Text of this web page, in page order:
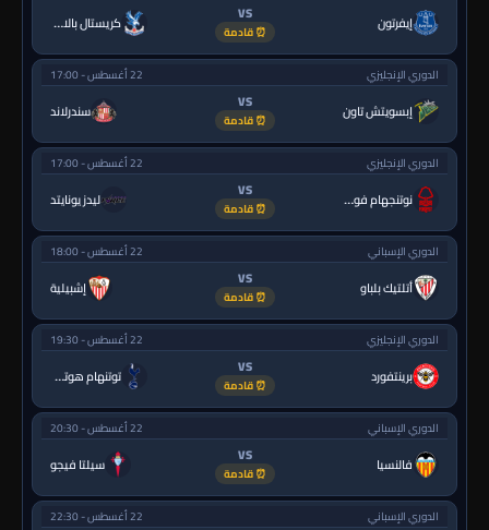
إيفرتون VS
⏰ قادمة كريستال بالاس
الدوري الإنجليزي 22 أغسطس - 17:00
إبسويتش تاون VS
⏰ قادمة سندرلاند
الدوري الإنجليزي 22 أغسطس - 17:00
نوتنجهام فورست VS
⏰ قادمة ليدز يونايتد
الدوري الإسباني 22 أغسطس - 18:00
أتلتيك بلباو VS
⏰ قادمة إشبيلية
الدوري الإنجليزي 22 أغسطس - 19:30
برينتفورد VS
⏰ قادمة توتنهام هوتسبر
الدوري الإسباني 22 أغسطس - 20:30
فالنسيا VS
⏰ قادمة سيلتا فيجو
الدوري الإسباني 22 أغسطس - 22:30